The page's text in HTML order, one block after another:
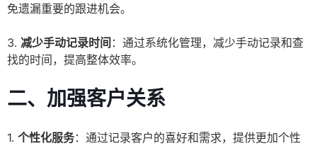
免遗漏重要的跟进机会。
3. 减少手动记录时间 ：通过系统化管理，减少手动记录和查
找的时间，提高整体效率。
二、 加强客户关系
1. 个性化服务：通过记录客户的喜好和需求，提供更加个性